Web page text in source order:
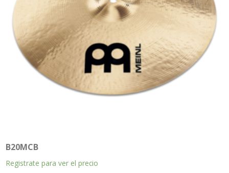
B20MCB
Registrate para ver el precio